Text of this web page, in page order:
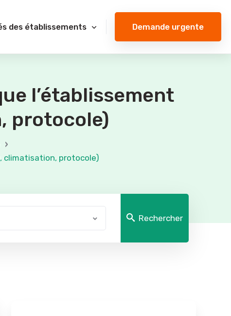
des établissements Demande urgente
l’établissement
protocole)
›
climatisation, protocole)
Rechercher